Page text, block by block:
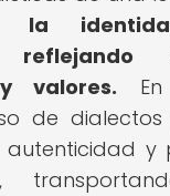
la
reflejando
valores.
de
y